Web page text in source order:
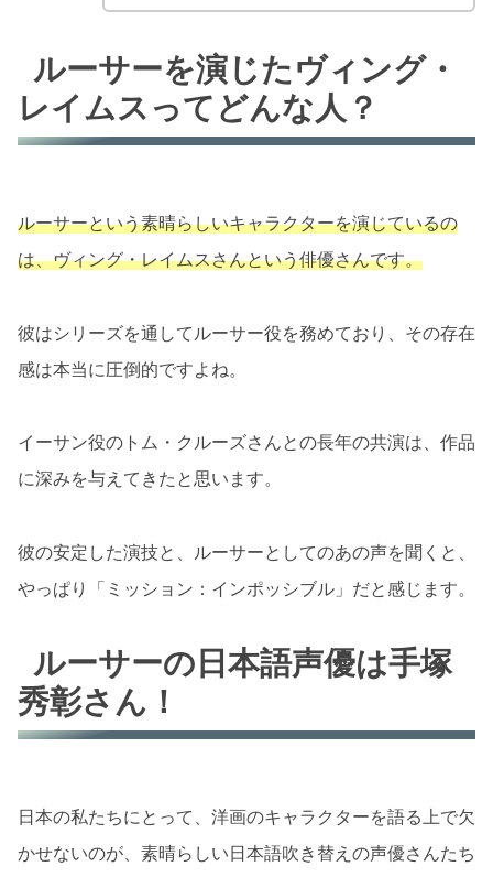
ルーサーを演じたヴィング・
レイムスってどんな人？
ルーサーという素晴らしいキャラクターを演じているの
は、ヴィング・レイムスさんという俳優さんです。
彼はシリーズを通してルーサー役を務めており、その存在
感は本当に圧倒的ですよね。
イーサン役のトム・クルーズさんとの長年の共演は、作品
に深みを与えてきたと思います。
彼の安定した演技と、ルーサーとしてのあの声を聞くと、
やっぱり「ミッション：インポッシブル」だと感じます。
ルーサーの日本語声優は手塚
秀彰さん！
日本の私たちにとって、洋画のキャラクターを語る上で欠
かせないのが、素晴らしい日本語吹き替えの声優さんたち